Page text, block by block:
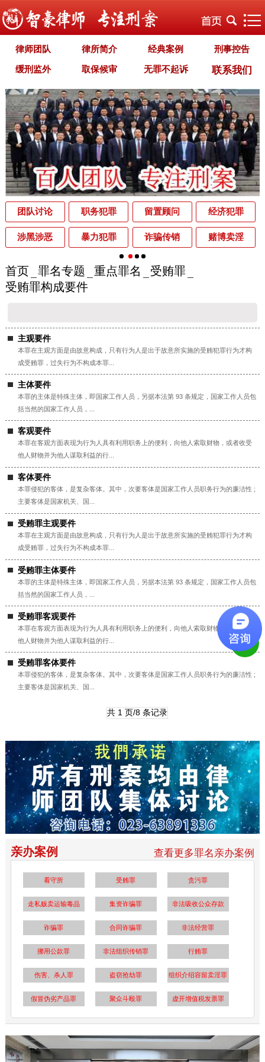
律师团队 律所简介 经典案例 刑事控告
缓刑监外 取保候审 无罪不起诉 联系我们
职务犯罪 经济犯罪 毒品犯罪 罪名专题
智豪文化 自首立功 首席律师致辞 智豪视野
刑罚种类 刑事法规 犯罪释义 刑事知识
法律援助 刑事资讯 刑事文书 案件动态
辩护词集 常见问题 办理中的案件 业务范围
为什么选择智豪 办案机关 中国法律讲堂 辨别伪专业
罪名解析库 网站地图
团队讨论 职务犯罪 留置顾问 经济犯罪
涉黑涉恶 暴力犯罪 诈骗传销 赌博卖淫
首页 罪名专题 重点罪名
受贿罪
受贿罪构成要件
主观要件
本罪在主观方面是由故意构成，只有行为人是出于故意所实施的受贿犯罪行为才构
成受贿罪，过失行为不构成本罪...
主体要件
本罪的主体是特殊主体，即国家工作人员，另据本法第 93 条规定，国家工作人员包
括当然的国家工作人员，...
客观要件
本罪在客观方面表现为行为人具有利用职务上的便利，向他人索取财物，或者收受
他人财物并为他人谋取利益的行...
客体要件
本罪侵犯的客体，是复杂客体。其中，次要客体是国家工作人员职务行为的廉洁性 ;
主要客体是国家机关、国...
受贿罪主观要件
本罪在主观方面是由故意构成，只有行为人是出于故意所实施的受贿犯罪行为才构
成受贿罪，过失行为不构成本罪...
受贿罪主体要件
本罪的主体是特殊主体，即国家工作人员，另据本法第 93 条规定，国家工作人员包
括当然的国家工作人员，...
受贿罪客观要件
本罪在客观方面表现为行为人具有利用职务上的便利，向他人索取财物，或者收受
他人财物并为他人谋取利益的行...
受贿罪客体要件
本罪侵犯的客体，是复杂客体。其中，次要客体是国家工作人员职务行为的廉洁性 ;
主要客体是国家机关、国...
共 1 页/8 条记录
亲办案例 查看更多罪名亲办案例
看守所 受贿罪 贪污罪
走私贩卖运输毒品 集资诈骗罪 非法吸收公众存款
诈骗罪 合同诈骗罪 非法经营罪
挪用公款罪 非法组织传销罪 行贿罪
伤害、杀人罪 盗窃抢劫罪 组织介绍容留卖淫罪
假冒伪劣产品罪 聚众斗殴罪 虚开增值税发票罪